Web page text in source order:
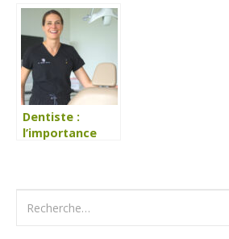
Dentiste :
l’importance